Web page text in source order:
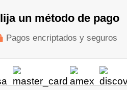
un método de pago
Pagos encriptados y seguros